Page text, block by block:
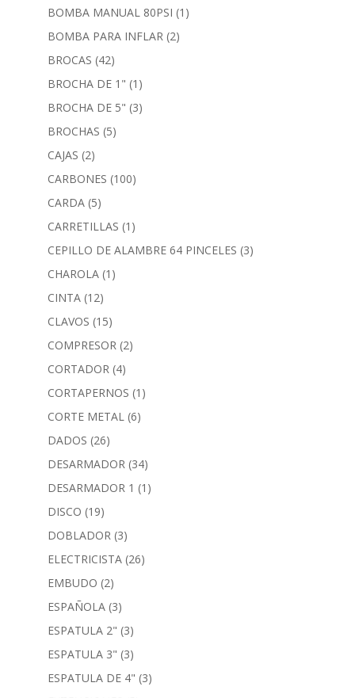
BOMBA MANUAL 80PSI (1)
BOMBA PARA INFLAR (2)
BROCAS (42)
BROCHA DE 1" (1)
BROCHA DE 5" (3)
BROCHAS (5)
CAJAS (2)
CARBONES (100)
CARDA (5)
CARRETILLAS (1)
CEPILLO DE ALAMBRE 64 PINCELES (3)
CHAROLA (1)
CINTA (12)
CLAVOS (15)
COMPRESOR (2)
CORTADOR (4)
CORTAPERNOS (1)
CORTE METAL (6)
DADOS (26)
DESARMADOR (34)
DESARMADOR 1 (1)
DISCO (19)
DOBLADOR (3)
ELECTRICISTA (26)
EMBUDO (2)
ESPAÑOLA (3)
ESPATULA 2" (3)
ESPATULA 3" (3)
ESPATULA DE 4" (3)